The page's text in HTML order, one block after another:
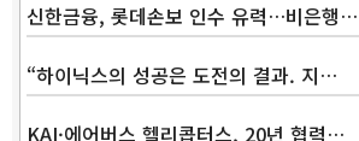
신한금융, 롯데손보 인수 유력…비은행…
“하이닉스의 성공은 도전의 결과. 지…
KAI·에어버스 헬리콥터스, 20년 협력…